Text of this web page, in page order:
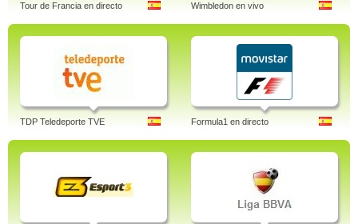
Tour de Francia en directo Wimbledon en vivo
TDP Teledeporte TVE Formula1 en directo